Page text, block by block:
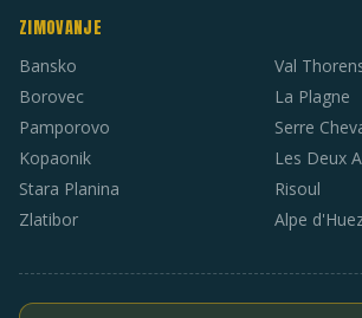
ZIMOVANJE
Bansko
Borovec
Pamporovo
Kopaonik
Stara Planina
Zlatibor
Val
La Plagne
Serre
Les Deux
Risoul
Alpe